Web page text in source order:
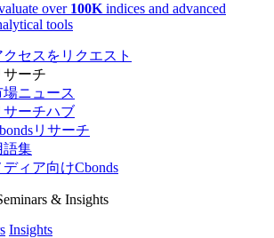
over 100K indices and advanced
tools
クセスをリクエスト
サーチ
場ニュース
サーチハブ
リサーチ
語集
ディア向けCbonds
& Insights
Insights